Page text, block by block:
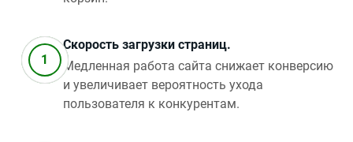
Скорость загрузки страниц.
Медленная работа сайта снижает конверсию
и увеличивает вероятность ухода
пользователя к конкурентам.